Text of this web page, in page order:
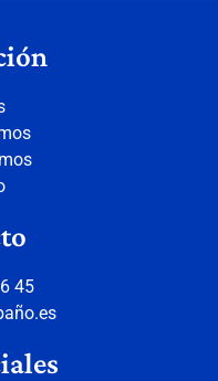
45